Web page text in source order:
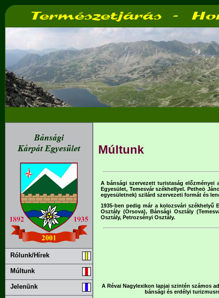
Rólunk/Hírek
Múltunk
Jelenünk
Múltunk
A bánsági szervezett turistaság előzményei
Egyesület, Temesvár székhellyel. Petheö
egyesületnek) szilárd szervezeti formát és
1935-ben pedig már a kolozsvári székhelyű
Osztály (Orsova), Bánsági Osztály
Osztály, Petrozsényi Osztály.
A Révai Nagylexikon lapjai szintén számos
bánsági és erdélyi